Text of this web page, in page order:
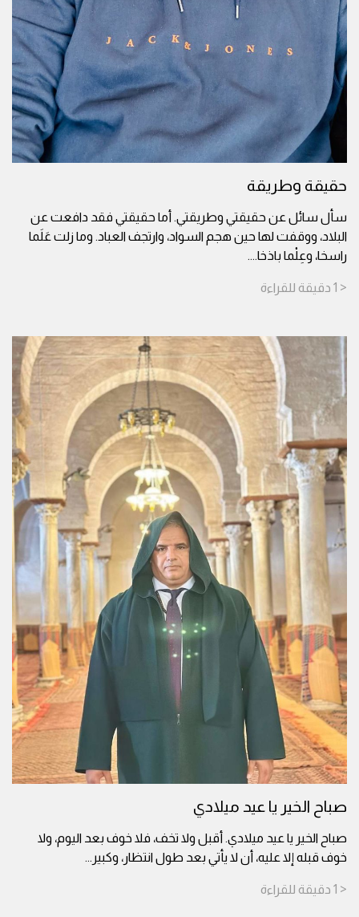
حقيقة وطريقة
سأل سائل عن حقيقتي وطريقتي. أما حقيقتي فقد دافعت عن
البلاد، ووقفت لها حين هجم السواد، وارتجف العباد. وما زلت عَلَما
راسخا، وعِلْما باذخا....
< 1 دقيقة للقراءة
صباح الخير يا عيد ميلادي
صباح الخير يا عيد ميلادي. أقبل ولا تخف، فلا خوف بعد اليوم، ولا
خوف قبله إلا عليه، أن لا يأتي بعد طول انتظار، وكبير ...
< 1 دقيقة للقراءة